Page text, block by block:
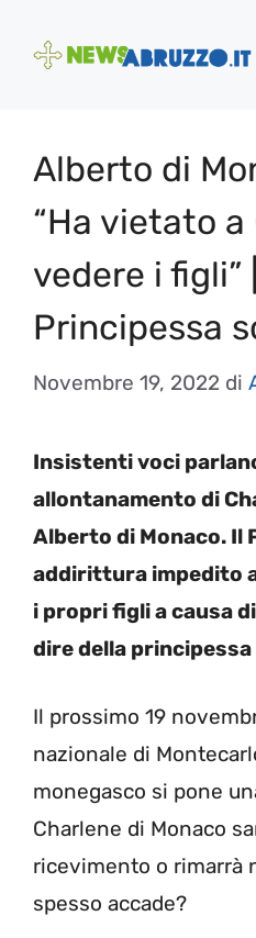
Alberto di
“Ha vietato
vedere i figli”
Principessa
Novembre 19, 2022 di
Insistenti voci
allontanamento di
Alberto di Monaco. Il
addirittura impedito
i propri figli a causa
dire della principessa
Il prossimo 19
nazionale di
monegasco si pone
Charlene di Monaco
ricevimento o rimarrà
spesso accade?